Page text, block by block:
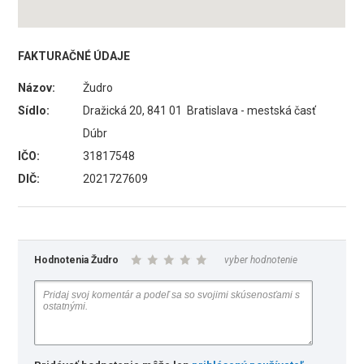
FAKTURAČNÉ ÚDAJE
Názov:
Žudro
Sídlo:
Dražická 20, 841 01 Bratislava - mestská časť
Dúbr
IČO:
31817548
DIČ:
2021727609
Hodnotenia Žudro vyber hodnotenie